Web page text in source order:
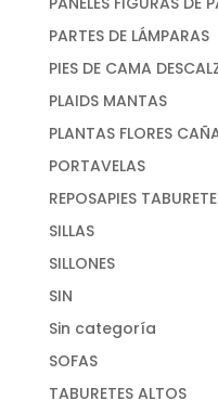
PARTES DE LÁMPARAS
PIES DE CAMA
PLAIDS MANTAS
PLANTAS FLORES
PORTAVELAS
REPOSAPIES
SILLAS
SILLONES
SIN
Sin categoría
SOFAS
TABURETES ALTOS